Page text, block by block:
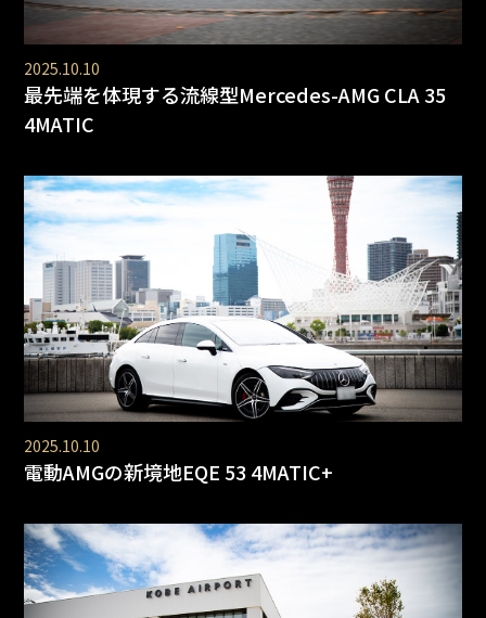
2025.10.10
最先端を体現する流線型Mercedes-AMG CLA 35
4MATIC
2025.10.10
電動AMGの新境地EQE 53 4MATIC+